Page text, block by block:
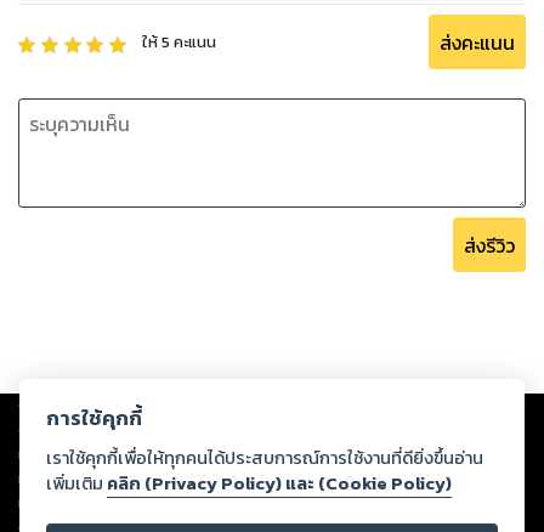
ให้5 คะแนน ส่งคะแนน
ส่งรีวิว
Copyright © 2026
ต่อผลงานหรือเนื้อหาใดที่อัปโหลดผ่านเว็บไซต์และปรากฏว่าละเมิดสิทธิใน
ทรัพย์สินทางปัญญาของบุคคลอื่นหรือขัดต่อกฎหมายและศีลธรรม ดังนั้น ผู้อ่าน
ทุกท่านโปรดใช้วิจารณญาณในการกลั่นกรองด้วยตนเอง และหากท่านพบว่าส่วน
หนึ่งส่วนใดขัดต่อกฎหมายและศีลธรรม กรุณาแจ้งมายังบริษัท เพื่อทีมงานจะได้
ดำเนินการในทันที ทั้งนี้ ทางสตอรี่ล็อกขอสงวนลิขสิทธิ์ตามพระราชบัญญัติ
การใช้คุกกี้
เราใช้คุกกี้เพื่อให้ทุกคนได้ประสบการณ์การใช้งานที่ดียิ่งขึ้นอ่าน
เพิ่มเติม คลิก (Privacy Policy) และ (Cookie Policy)